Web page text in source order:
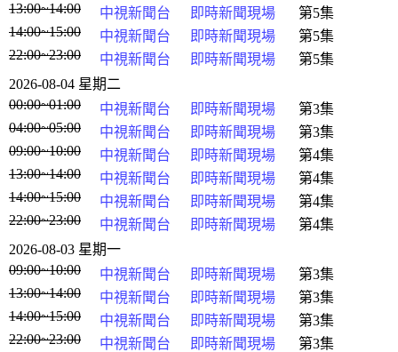
13:00~14:00
中視新聞台 即時新聞現場
第5集
14:00~15:00
中視新聞台 即時新聞現場
第5集
22:00~23:00
中視新聞台 即時新聞現場
第5集
2026-08-04 星期二
00:00~01:00
中視新聞台 即時新聞現場
第3集
04:00~05:00
中視新聞台 即時新聞現場
第3集
09:00~10:00
中視新聞台 即時新聞現場
第4集
13:00~14:00
中視新聞台 即時新聞現場
第4集
14:00~15:00
中視新聞台 即時新聞現場
第4集
22:00~23:00
中視新聞台 即時新聞現場
第4集
2026-08-03 星期一
09:00~10:00
中視新聞台 即時新聞現場
第3集
13:00~14:00
中視新聞台 即時新聞現場
第3集
14:00~15:00
中視新聞台 即時新聞現場
第3集
22:00~23:00
中視新聞台 即時新聞現場 第3集